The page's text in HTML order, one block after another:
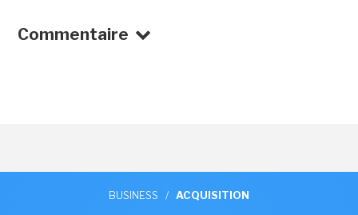
Commentaire
BUSINESS / ACQUISITION